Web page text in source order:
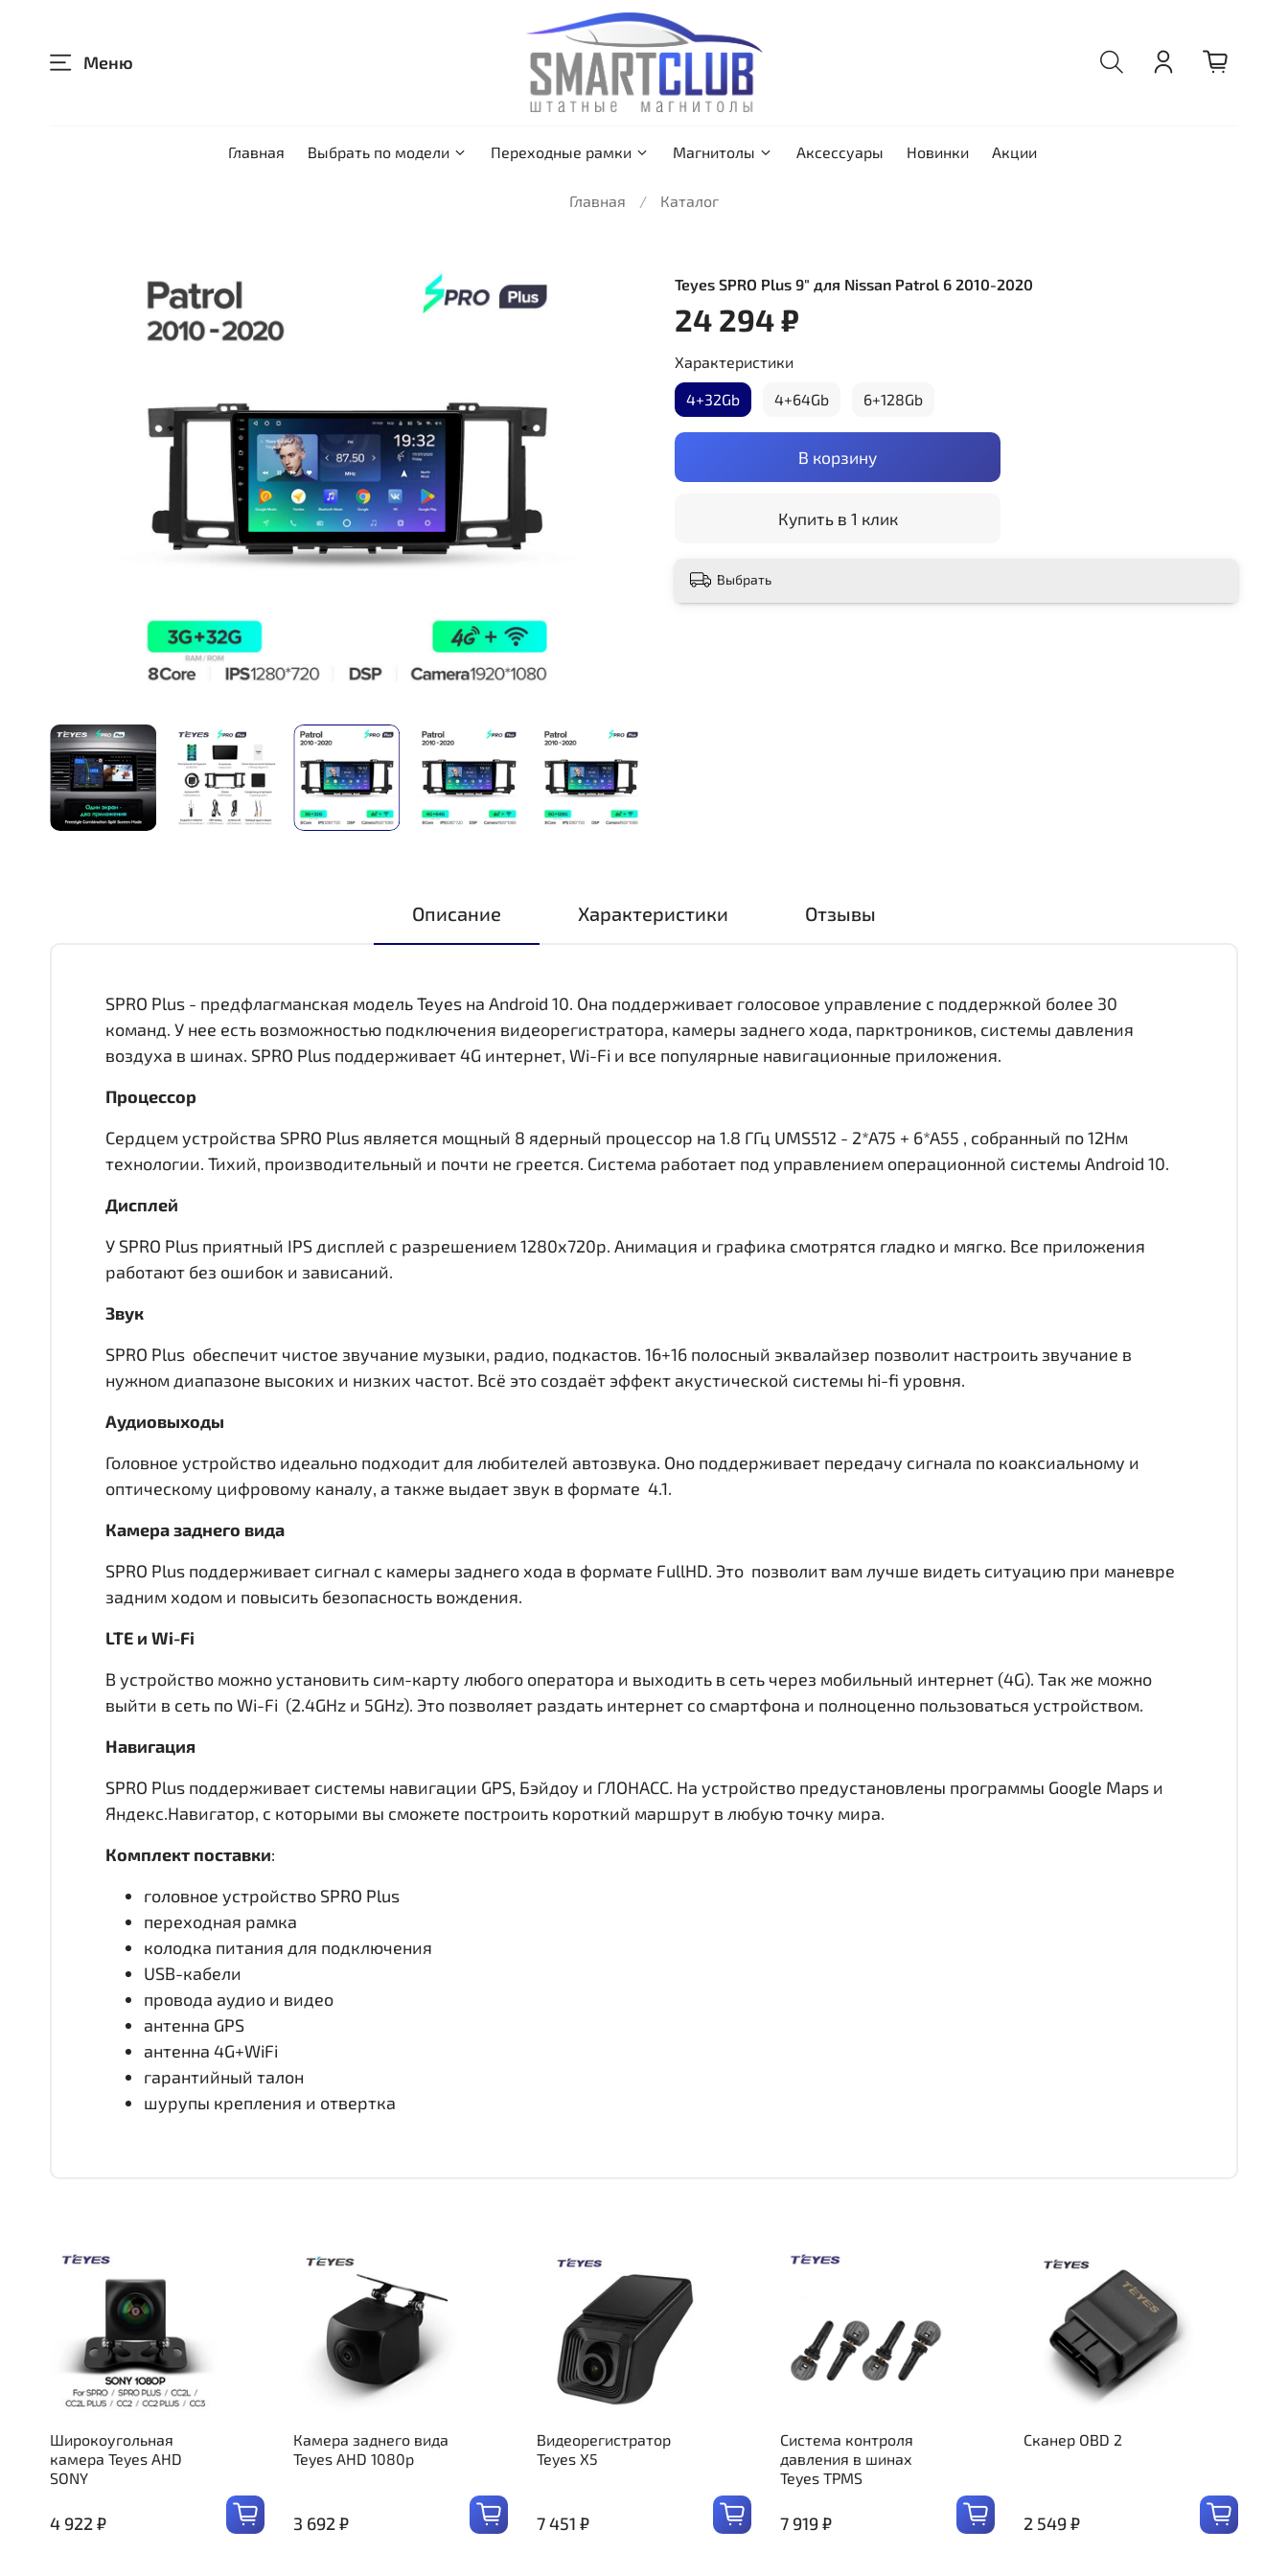
Меню
Главная Выбрать по модели Переходные рамки Магнитолы Аксессуары Новинки Акции
Главная Каталог
Teyes SPRO Plus 9" для Nissan Patrol 6 2010-2020
24 294 ₽
В корзину
Купить в 1 клик
Характеристики
4+32Gb 4+64Gb 6+128Gb
Выбрать
Описание Характеристики Отзывы
SPRO Plus - предфлагманская модель Teyes на Android 10. Она поддерживает голосовое управление с поддержкой более 30
команд. У нее есть возможностью подключения видеорегистратора, камеры заднего хода, парктроников, системы давления
воздуха в шинах. SPRO Plus поддерживает 4G интернет, Wi-Fi и все популярные навигационные приложения.
Процессор
Сердцем устройства SPRO Plus является мощный 8 ядерный процессор на 1.8 ГГц UMS512 - 2*A75 + 6*A55 , собранный по 12Нм
технологии. Тихий, производительный и почти не греется. Система работает под управлением операционной системы Android 10.
Дисплей
У SPRO Plus приятный IPS дисплей c разрешением 1280x720р. Анимация и графика смотрятся гладко и мягко. Все приложения
работают без ошибок и зависаний.
Звук
SPRO Plus обеспечит чистое звучание музыки, радио, подкастов. 16+16 полосный эквалайзер позволит настроить звучание в
нужном диапазоне высоких и низких частот. Всё это создаёт эффект акустической системы hi-fi уровня.
Аудиовыходы
Головное устройство идеально подходит для любителей автозвука. Оно поддерживает передачу сигнала по коаксиальному и
оптическому цифровому каналу, а также выдает звук в формате 4.1.
Камера заднего вида
SPRO Plus поддерживает сигнал с камеры заднего хода в формате FullHD. Это позволит вам лучше видеть ситуацию при маневре
задним ходом и повысить безопасность вождения.
LTE и Wi-Fi
В устройство можно установить сим-карту любого оператора и выходить в сеть через мобильный интернет (4G). Так же можно
выйти в сеть по Wi-Fi (2.4GHz и 5GHz). Это позволяет раздать интернет со смартфона и полноценно пользоваться устройством.
Навигация
SPRO Plus поддерживает системы навигации GPS, Бэйдоу и ГЛОНАСС. На устройство предустановлены программы Google Maps и
Яндекс.Навигатор, с которыми вы сможете построить короткий маршрут в любую точку мира.
Комплект поставки:
головное устройство SPRO Plus
переходная рамка
колодка питания для подключения
USB-кабели
провода аудио и видео
антенна GPS
антенна 4G+WiFi
гарантийный талон
шурупы крепления и отвертка
Широкоугольная
камера Teyes AHD
SONY
4 922 ₽
Камера заднего вида
Teyes AHD 1080p
3 692 ₽
Видеорегистратор
Teyes X5
7 451 ₽
Система контроля
давления в шинах
Teyes TPMS
7 919 ₽
Сканер OBD 2
2 549 ₽